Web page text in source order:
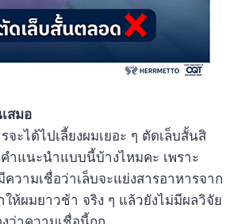
สมอ
จะได้ไปเลี้ยงผมเยอะ ๆ ตัดเล็บสั้นสิ
ำแนะนำแบบนี้บ้างไหมคะ เพราะ
วามเชื่อว่าเล็บจะแย่งสารอาหารจาก
ให้ผมยาวช้า จริง ๆ แล้วยังไม่มีผลวิจัย